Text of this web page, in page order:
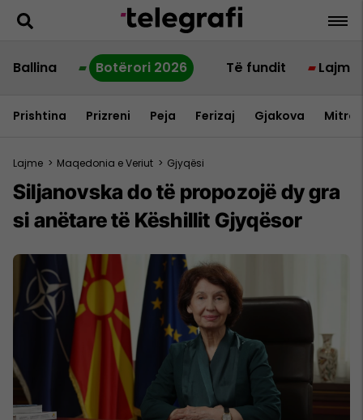
Ballina Botërori 2026 Të fundit Lajme
Prishtina Prizreni Peja Ferizaj Gjakova
Lajme > Maqedonia e Veriut > Gjyqësi
Siljanovska do të propozojë dy gra
si anëtare të Këshillit Gjyqësor